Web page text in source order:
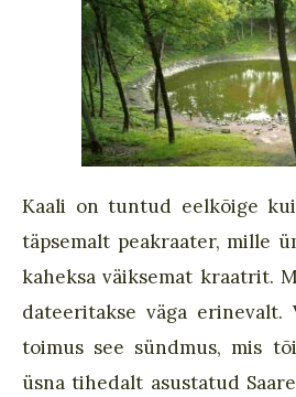
Kaali on tuntud eelkõige
täpsemalt peakraater, mille
kaheksa väiksemat kraatrit.
dateeritakse väga erinevalt.
toimus see sündmus, mis
üsna tihedalt asustatud